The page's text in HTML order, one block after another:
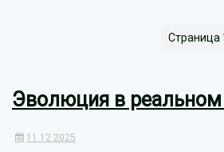
Страница
Эволюция в
11.12.2025